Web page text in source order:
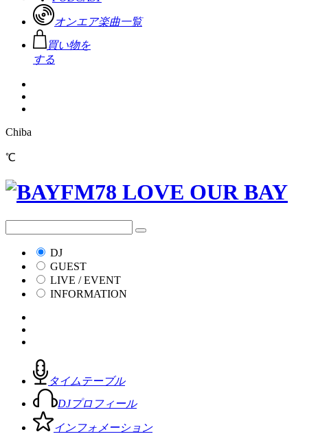
オンエア楽曲一覧
買い物を
する
Chiba
℃
DJ
GUEST
LIVE / EVENT
INFORMATION
タイムテーブル
DJプロフィール
インフォメーション